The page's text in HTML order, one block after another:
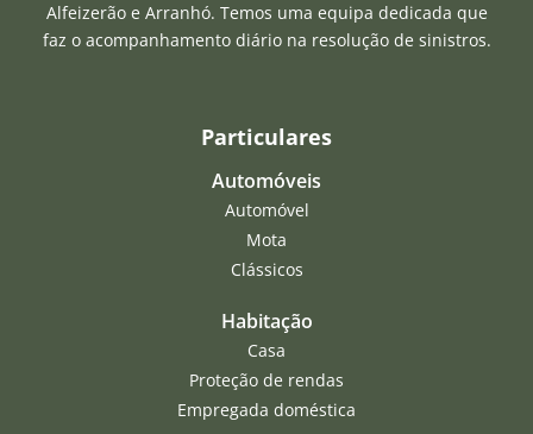
Alfeizerão e Arranhó. Temos uma equipa dedicada que
faz o acompanhamento diário na resolução de sinistros.
Particulares
Automóveis
Automóvel
Mota
Clássicos
Habitação
Casa
Proteção de rendas
Empregada doméstica